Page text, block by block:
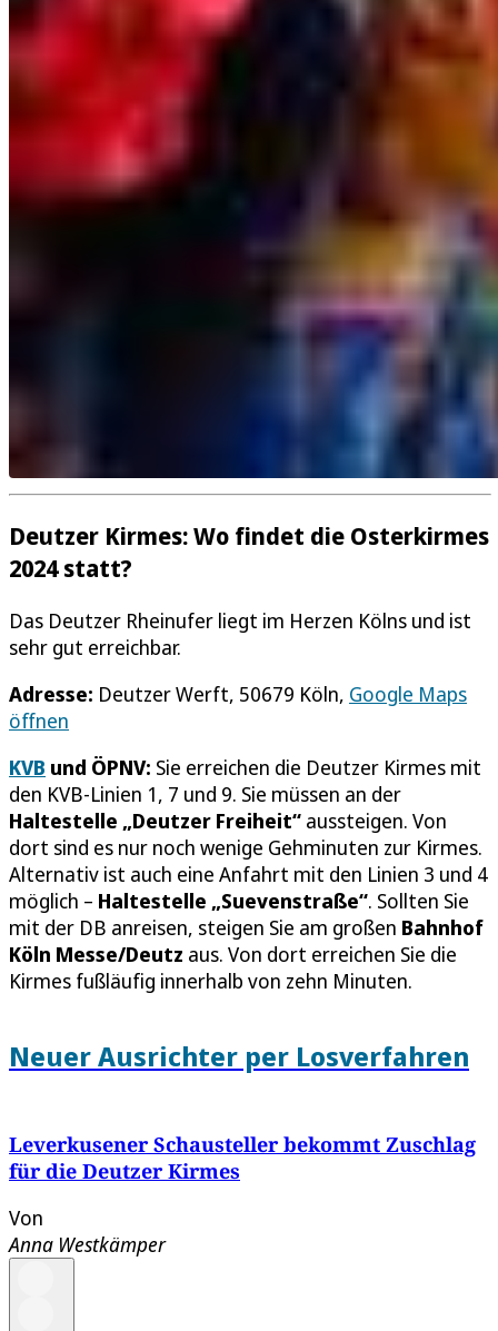
Deutzer Kirmes: Wo findet die Osterkirmes
2024 statt?
Das Deutzer Rheinufer liegt im Herzen Kölns und ist
sehr gut erreichbar.
Adresse: Deutzer Werft, 50679 Köln, Google Maps
öffnen
KVB und ÖPNV: Sie erreichen die Deutzer Kirmes mit
den KVB-Linien 1, 7 und 9. Sie müssen an der
Haltestelle „Deutzer Freiheit“ aussteigen. Von
dort sind es nur noch wenige Gehminuten zur Kirmes.
Alternativ ist auch eine Anfahrt mit den Linien 3 und 4
möglich – Haltestelle „Suevenstraße“. Sollten Sie
mit der DB anreisen, steigen Sie am großen Bahnhof
Köln Messe/Deutz aus. Von dort erreichen Sie die
Kirmes fußläufig innerhalb von zehn Minuten.
Neuer Ausrichter per Losverfahren
Leverkusener Schausteller bekommt Zuschlag
für die Deutzer Kirmes
Von
Anna Westkämper